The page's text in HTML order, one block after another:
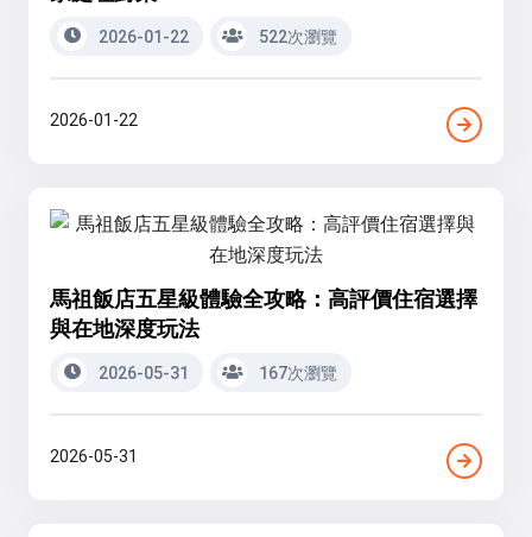
2026-01-22 522次瀏覽
2026-01-22
馬祖飯店五星級體驗全攻略：高評價住宿選擇
與在地深度玩法
2026-05-31 167次瀏覽
2026-05-31